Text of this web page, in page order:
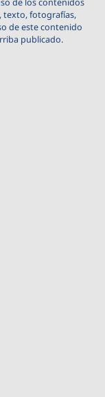
de los contenidos
texto, fotografías,
de este contenido
publicado.